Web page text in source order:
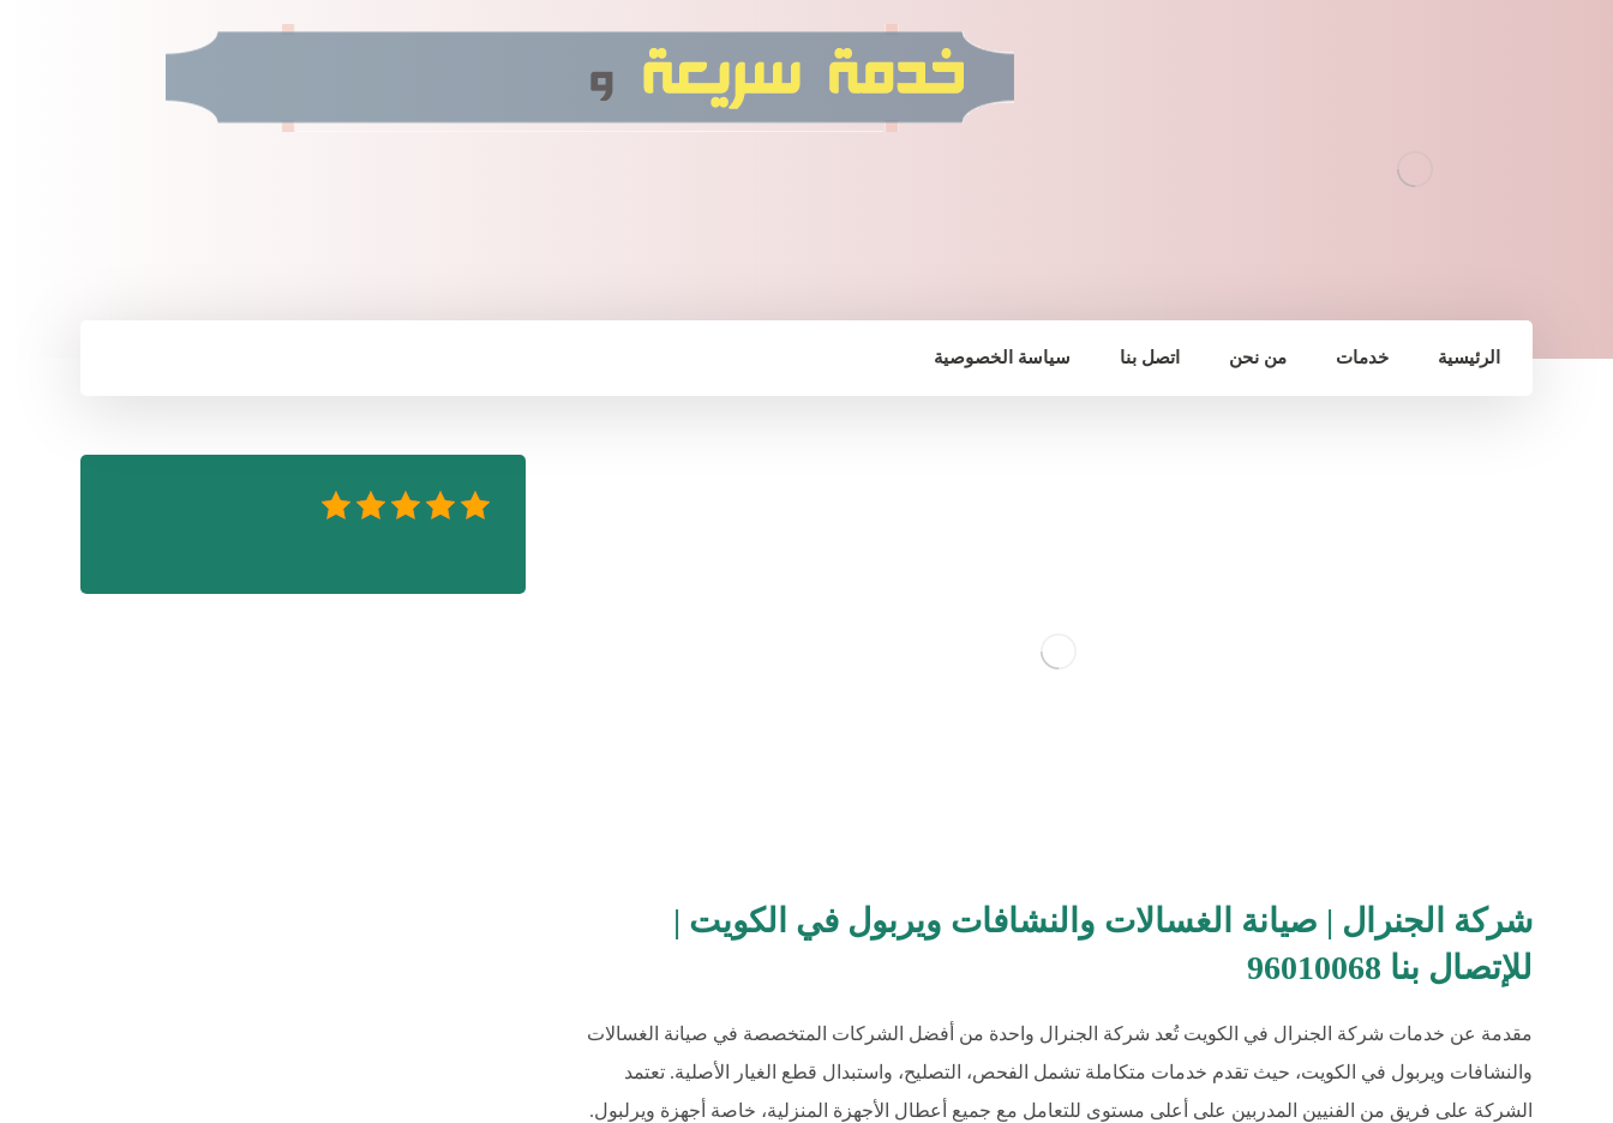
الرئيسية خدمات من نحن اتصل بنا سياسة الخصوصية
شركة الجنرال | صيانة الغسالات والنشافات ويربول في الكويت |
للإتصال بنا 96010068
مقدمة عن خدمات شركة الجنرال في الكويت تُعد شركة الجنرال واحدة من أفضل الشركات المتخصصة في صيانة الغسالات
والنشافات ويربول في الكويت، حيث تقدم خدمات متكاملة تشمل الفحص، التصليح، واستبدال قطع الغيار الأصلية. تعتمد
الشركة على فريق من الفنيين المدربين على أعلى مستوى للتعامل مع جميع أعطال الأجهزة المنزلية، خاصة أجهزة ويرلبول.